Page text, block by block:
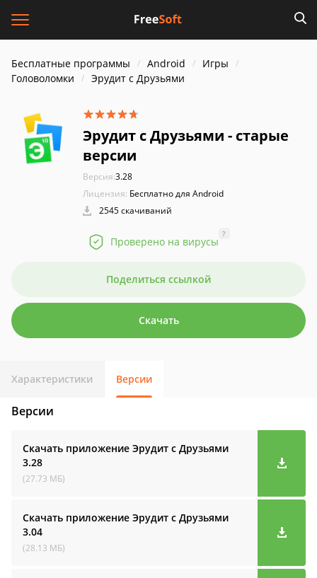
Бесплатные программы Android
Игры
Головоломки
Эрудит с Друзьями
Эрудит с Друзьями - старые
версии
Версия:3.28
Лицензия: Бесплатно для Android
2545 скачиваний
Проверено на вирусы
?
Поделиться ссылкой
Скачать
Характеристики Версии
Версии
Скачать приложение Эрудит с Друзьями
3.28
(27.73 МБ)
Скачать приложение Эрудит с Друзьями
3.04
(28.13 МБ)